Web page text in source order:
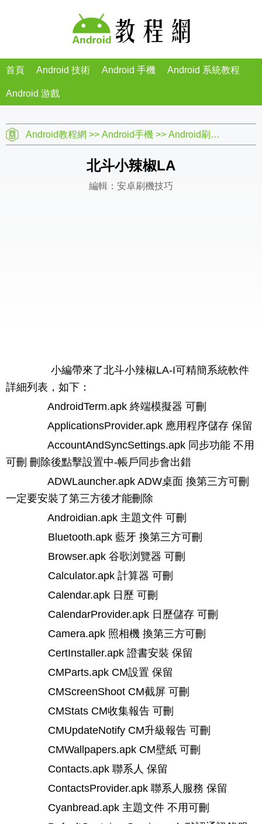
首頁 Android 技術 Android 手機 Android 系統教程
Android 游戲
Android教程網 >> Android手機 >> Android刷機教程
北斗小辣椒LA
編輯：安卓刷機技巧
小編帶來了北斗小辣椒LA-I可精簡系統軟件
詳細列表，如下：
AndroidTerm.apk 終端模擬器 可刪
ApplicationsProvider.apk 應用程序儲存 保留
AccountAndSyncSettings.apk 同步功能 不用
可刪 刪除後點擊設置中-帳戶同步會出錯
ADWLauncher.apk ADW桌面 換第三方可刪
一定要安裝了第三方後才能刪除
Androidian.apk 主題文件 可刪
Bluetooth.apk 藍牙 換第三方可刪
Browser.apk 谷歌浏覽器 可刪
Calculator.apk 計算器 可刪
Calendar.apk 日歷 可刪
CalendarProvider.apk 日歷儲存 可刪
Camera.apk 照相機 換第三方可刪
CertInstaller.apk 證書安裝 保留
CMParts.apk CM設置 保留
CMScreenShoot CM截屏 可刪
CMStats CM收集報告 可刪
CMUpdateNotify CM升級報告 可刪
CMWallpapers.apk CM壁紙 可刪
Contacts.apk 聯系人 保留
ContactsProvider.apk 聯系人服務 保留
Cyanbread.apk 主題文件 不用可刪